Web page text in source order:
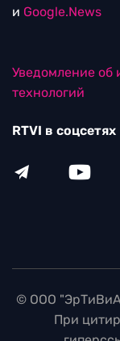
и Google.News
Уведомление об
технологий
RTVI в соцсетях
© ООО
При